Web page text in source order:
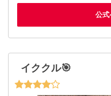
公
イククル🎯